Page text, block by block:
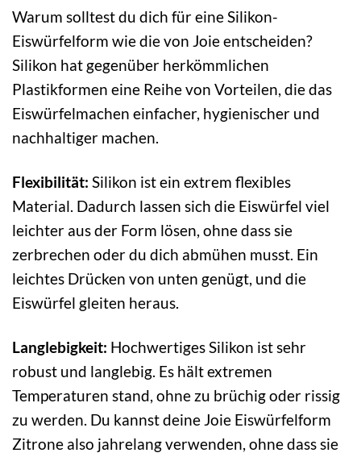
Warum solltest du dich für eine Silikon-
Eiswürfelform wie die von Joie entscheiden?
Silikon hat gegenüber herkömmlichen
Plastikformen eine Reihe von Vorteilen, die das
Eiswürfelmachen einfacher, hygienischer und
nachhaltiger machen.
Flexibilität: Silikon ist ein extrem flexibles
Material. Dadurch lassen sich die Eiswürfel viel
leichter aus der Form lösen, ohne dass sie
zerbrechen oder du dich abmühen musst. Ein
leichtes Drücken von unten genügt, und die
Eiswürfel gleiten heraus.
Langlebigkeit: Hochwertiges Silikon ist sehr
robust und langlebig. Es hält extremen
Temperaturen stand, ohne zu brüchig oder rissig
zu werden. Du kannst deine Joie Eiswürfelform
Zitrone also jahrelang verwenden, ohne dass sie